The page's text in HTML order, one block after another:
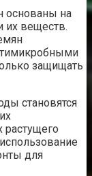
основаны на
их веществ.
защищать
становятся
растущего
для